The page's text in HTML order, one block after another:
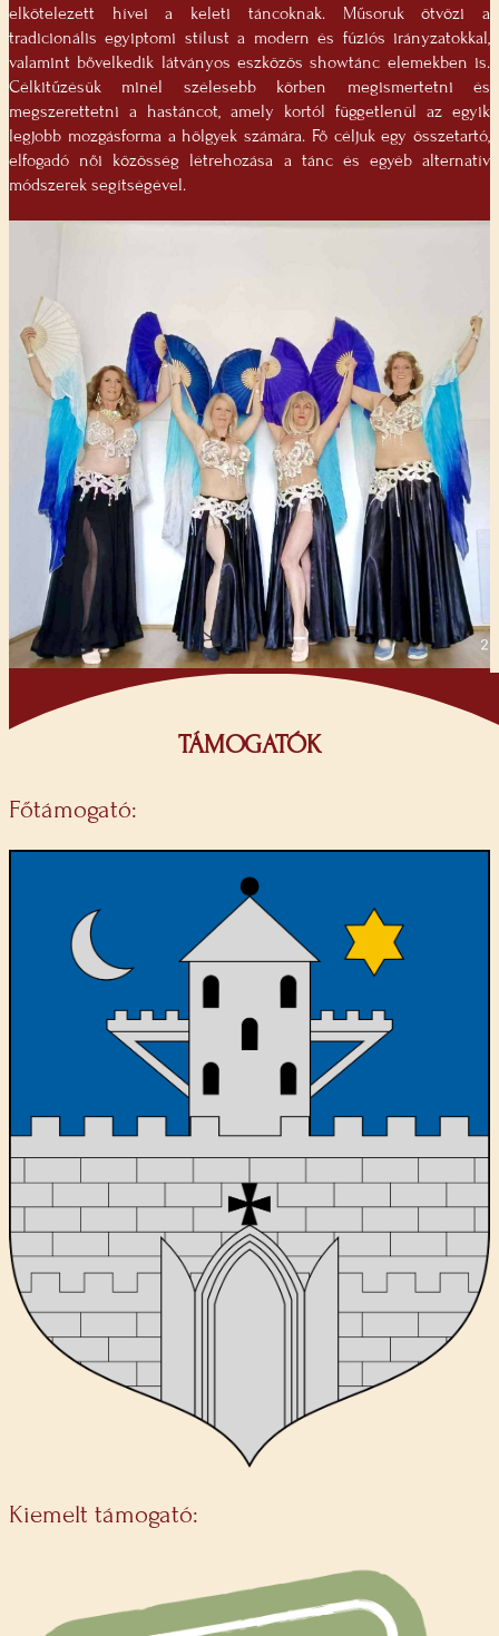
elkötelezett hívei a keleti táncoknak. Műsoruk ötvözi a
tradicionális egyiptomi stílust a modern és fúziós irányzatokkal,
valamint bővelkedik látványos eszközös showtánc elemekben is.
Célkitűzésük minél szélesebb körben megismertetni és
megszerettetni a hastáncot, amely kortól függetlenül az egyik
legjobb mozgásforma a hölgyek számára. Fő céljuk egy összetartó,
elfogadó női közösség létrehozása a tánc és egyéb alternatív
módszerek segítségével.
TÁMOGATÓK
Főtámogató:
Kiemelt támogató: